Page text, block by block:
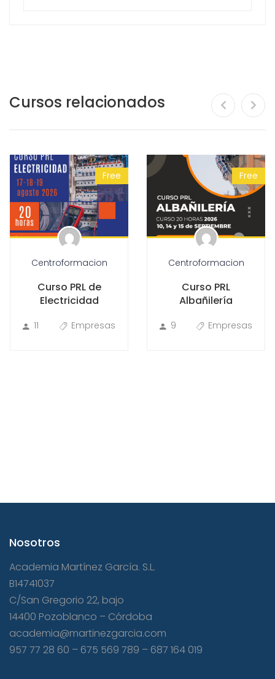
Cursos relacionados
Free
Centroformacion
Curso PRL de
Electricidad
11 Empresas
Free
Centroformacion
Curso PRL
Albañilería
9 Empresas
Nosotros
Academia Martínez García. S.L.
B14741037
C/San Gregorio 22, bajo
14400 Pozoblanco – Córdoba
academia@martinezgarcia.com
957 77 28 60 – 675 569 789 – 687 164 019